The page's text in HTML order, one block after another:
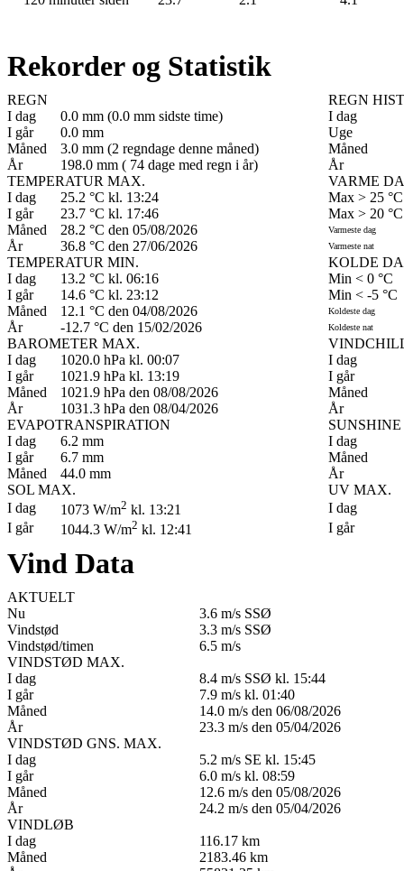
Rekorder og Statistik
REGN
REGN
I dag
0.0 mm (0.0 mm sidste time)
I dag
I går
0.0 mm
Uge
Måned
3.0 mm (2 regndage denne måned)
Måned
År
198.0 mm ( 74 dage med regn i år)
År
TEMPERATUR MAX.
VARME
I dag
25.2 °C kl. 13:24
Max > 25 °C
I går
23.7 °C kl. 17:46
Max > 20 °C
Måned
28.2 °C den 05/08/2026 Varmeste dag
År 36.8 °C den 27/06/2026 Varmeste nat
TEMPERATUR MIN.
KOLDE
I dag
13.2 °C kl. 06:16
Min < 0 °C
I går
14.6 °C kl. 23:12
Min < -5 °C
Måned
12.1 °C den 04/08/2026 Koldeste dag
År -12.7 °C den 15/02/2026 Koldeste nat
BAROMETER MAX.
I dag
1020.0 hPa kl. 00:07
I dag
I går
1021.9 hPa kl. 13:19
I går
Måned
1021.9 hPa den 08/08/2026
Måned
År
1031.3 hPa den 08/04/2026
År
EVAPOTRANSPIRATION
SUNSHINE
I dag
6.2 mm
I dag
I går
6.7 mm
Måned
Måned
44.0 mm
År
SOL MAX.
UV MAX.
I dag
1073 W/m2 kl. 13:21
I dag
I går
1044.3 W/m2 kl. 12:41 I går
Vind Data
AKTUELT
Nu
3.6 m/s SSØ
Vindstød
3.3 m/s SSØ
Vindstød/timen
6.5 m/s
VINDSTØD MAX.
I dag
8.4 m/s SSØ kl. 15:44
I går
7.9 m/s kl. 01:40
Måned
14.0 m/s den 06/08/2026
År
23.3 m/s den 05/04/2026
VINDSTØD GNS. MAX.
I dag
5.2 m/s SE kl. 15:45
I går
6.0 m/s kl. 08:59
Måned
12.6 m/s den 05/08/2026
År
24.2 m/s den 05/04/2026
VINDLØB
I dag
116.17 km
Måned
2183.46 km